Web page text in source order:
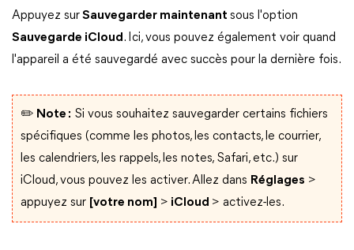
Appuyez surSauvegarder maintenant sous l'option
Sauvegarde iCloud. Ici, vous pouvez également voir quand
l'appareil a été sauvegardé avec succès pour la dernière fois.
✏️ Note : Si vous souhaitez sauvegarder certains fichiers
spécifiques (comme les photos, les contacts, le courrier,
les calendriers, les rappels, les notes, Safari, etc.) sur
iCloud, vous pouvez les activer. Allez dans Réglages >
appuyez sur [votre nom] > iCloud > activez-les.